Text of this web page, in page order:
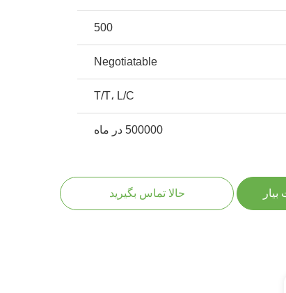
500
Negotiatable
T/T، L/C
500000 در ماه
حالا تماس بگیرید